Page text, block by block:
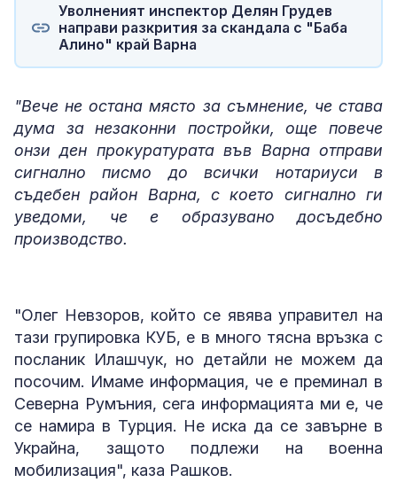
Уволненият инспектор Делян Грудев
направи разкрития за скандала с "Баба
Алино" край Варна
"Вече не остана място за съмнение, че става
дума за незаконни постройки, още повече
онзи ден прокуратурата във Варна отправи
сигнално писмо до всички нотариуси в
съдебен район Варна, с което сигнално ги
уведоми, че е образувано досъдебно
производство.
"Олег Невзоров, който се явява управител на
тази групировка КУБ, е в много тясна връзка с
посланик Илашчук, но детайли не можем да
посочим. Имаме информация, че е преминал в
Северна Румъния, сега информацията ми е, че
се намира в Турция. Не иска да се завърне в
Украйна, защото подлежи на военна
мобилизация", каза Рашков.